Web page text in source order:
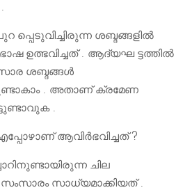
പ്പെടുവിച്ചിരുന്ന ശബ്ദങ്ങളിൽ
ഉത്ഭവിച്ചത് . ആദ്യഘ ട്ടത്തിൽ
ശബ്ദങ്ങൾ
. അതാണ് ക്രമേണ
.
ആവിർഭവിച്ചത് ?
ചില
സാധ്യമാക്കിയത് .